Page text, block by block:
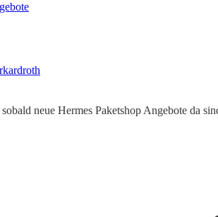
neue Hermes Paketshop Angebote da